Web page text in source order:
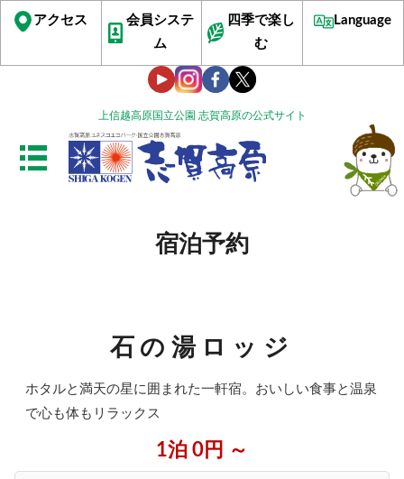
上信越高原国立公園 志賀高原の公式サイト
アクセス
会員システ
ム
四季で楽し
む
Language
宿泊予約
石の湯ロッジ
ホタルと満天の星に囲まれた一軒宿。おいしい食事と温泉
で心も体もリラックス
1泊 0円 ～